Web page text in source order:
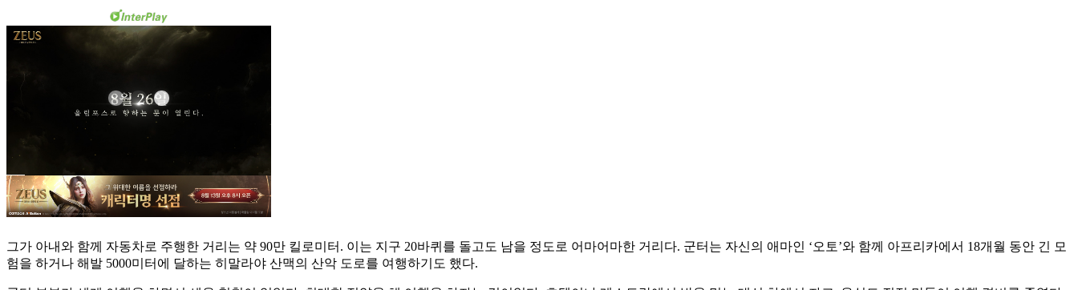
그가 아내와 함께 자동차로 주행한 거리는 약 90만 킬로미터. 이는 지구 20바퀴를 돌고도 남을 정도로 어마어마한 거리다. 군터는 자신의 애마인 ‘오토’와 함께 아프리카에서 18개월 동안 긴 모
험을 하거나 해발 5000미터에 달하는 히말라야 산맥의 산악 도로를 여행하기도 했다.